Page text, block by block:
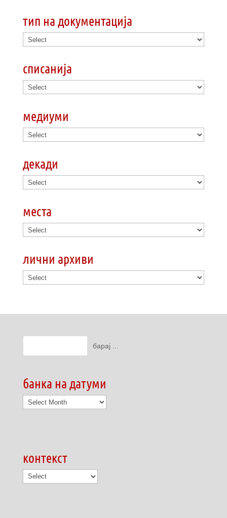
тип на документација
списанија
медиуми
декади
места
лични архиви
банка на датуми
банка
на
контекст